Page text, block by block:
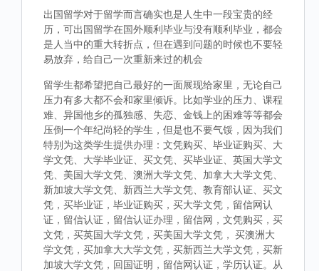
出国留学对于留学而言确实也是人生中一段宝贵的经
历，可出国留学在国外顺利毕业与没有顺利毕业，都会
是人当中的重大转折点，但在遇到问题的时候也不要轻
易放弃，给自己一次重新来过的机会
留学生都希望把自己最好的一面展现给家里，无论自己
压力有多大都不会和家里倾诉。比如学业的压力、课程
难、异国他乡的孤独感、失恋、金钱上的困难等等都会
压倒一个年纪尚轻的学生，但是也不要气馁，因为我们
特别为这类学生提供办理：文凭购买、毕业证购买、大
学文凭、大学毕业证、买文凭、买毕业证、英国大学文
凭、美国大学文凭、澳洲大学文凭、加拿大大学文凭、
新加坡大学文凭、新西兰大学文凭、教育部认证、买文
凭，买毕业证，毕业证购买，买大学文凭，留信网认
证，留信认证，留信认证办理，留信网，文凭购买，买
文凭，买英国大学文凭，买美国大学文凭， 买澳洲大
学文凭，买加拿大大学文凭，买新西兰大学文凭，买新
加坡大学文凭，回国证明，留信网认证，学历认证。从